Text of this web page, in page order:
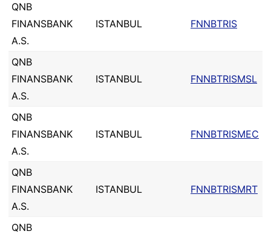
QNB
FINANSBANK
A.S.
ISTANBUL FNNBTRIS
QNB
FINANSBANK
A.S.
ISTANBUL FNNBTRISMSL
QNB
FINANSBANK
A.S.
ISTANBUL FNNBTRISMEC
QNB
FINANSBANK
A.S.
ISTANBUL FNNBTRISMRT
QNB